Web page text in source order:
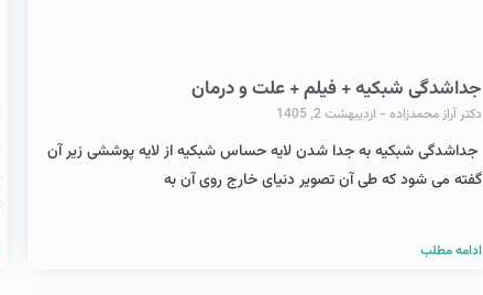
جداشدگی شبکیه + فیلم + علت و درمان
دکتر آراز محمدزاده اردیبهشت 2, 1405
جداشدگی شبکیه به جدا شدن لایه حساس شبکیه از لایه پوششی زیر آن
گفته می شود که طی آن تصویر دنیای خارج روی آن به
ادامه مطلب